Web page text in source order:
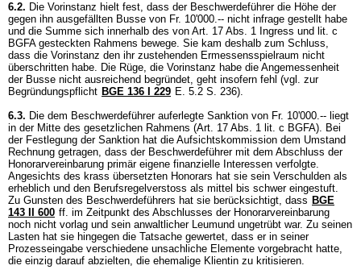
6.2. Die Vorinstanz hielt fest, dass der Beschwerdeführer die Höhe der
gegen ihn ausgefällten Busse von Fr. 10'000.-- nicht infrage gestellt habe
und die Summe sich innerhalb des von Art. 17 Abs. 1 Ingress und lit. c
BGFA gesteckten Rahmens bewege. Sie kam deshalb zum Schluss,
dass die Vorinstanz den ihr zustehenden Ermessensspielraum nicht
überschritten habe. Die Rüge, die Vorinstanz habe die Angemessenheit
der Busse nicht ausreichend begründet, geht insofern fehl (vgl. zur
Begründungspflicht BGE 136 I 229 E. 5.2 S. 236).
6.3. Die dem Beschwerdeführer auferlegte Sanktion von Fr. 10'000.-- liegt
in der Mitte des gesetzlichen Rahmens (Art. 17 Abs. 1 lit. c BGFA). Bei
der Festlegung der Sanktion hat die Aufsichtskommission dem Umstand
Rechnung getragen, dass der Beschwerdeführer mit dem Abschluss der
Honorarvereinbarung primär eigene finanzielle Interessen verfolgte.
Angesichts des krass übersetzten Honorars hat sie sein Verschulden als
erheblich und den Berufsregelverstoss als mittel bis schwer eingestuft.
Zu Gunsten des Beschwerdeführers hat sie berücksichtigt, dass BGE
143 II 600 ff. im Zeitpunkt des Abschlusses der Honorarvereinbarung
noch nicht vorlag und sein anwaltlicher Leumund ungetrübt war. Zu seinen
Lasten hat sie hingegen die Tatsache gewertet, dass er in seiner
Prozesseingabe verschiedene unsachliche Elemente vorgebracht hatte,
die einzig darauf abzielten, die ehemalige Klientin zu kritisieren.